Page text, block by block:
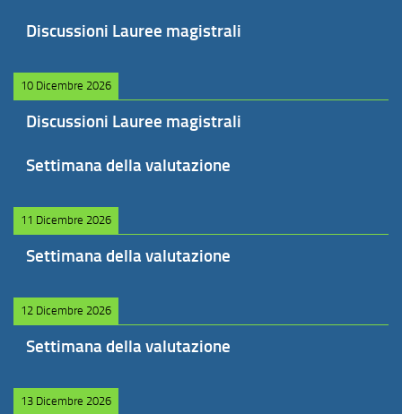
Discussioni Lauree magistrali
10 Dicembre 2026
Discussioni Lauree magistrali
Settimana della valutazione
11 Dicembre 2026
Settimana della valutazione
12 Dicembre 2026
Settimana della valutazione
13 Dicembre 2026